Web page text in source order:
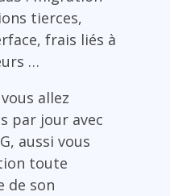
tierces,
frais liés à
…
vous allez
par jour avec
aussi vous
toute
de son